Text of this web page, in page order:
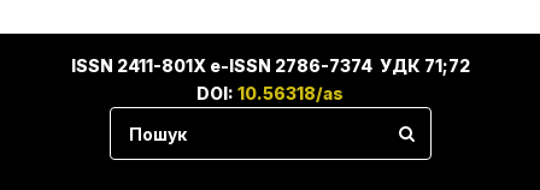
ISSN 2411-801X e-ISSN 2786-7374 УДК 71;72
DOI: 10.56318/as